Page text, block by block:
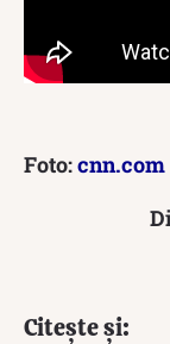
Foto:cnn.com
Citește și: